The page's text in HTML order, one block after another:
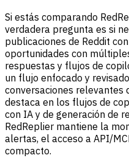
Si estás comparando
verdadera pregunta es si
publicaciones de Reddit
oportunidades con
respuestas y flujos de
un flujo enfocado y
conversaciones relevantes
destaca en los flujos de
con IA y de generación de
RedReplier mantiene la
alertas, el acceso a API/
compacto.